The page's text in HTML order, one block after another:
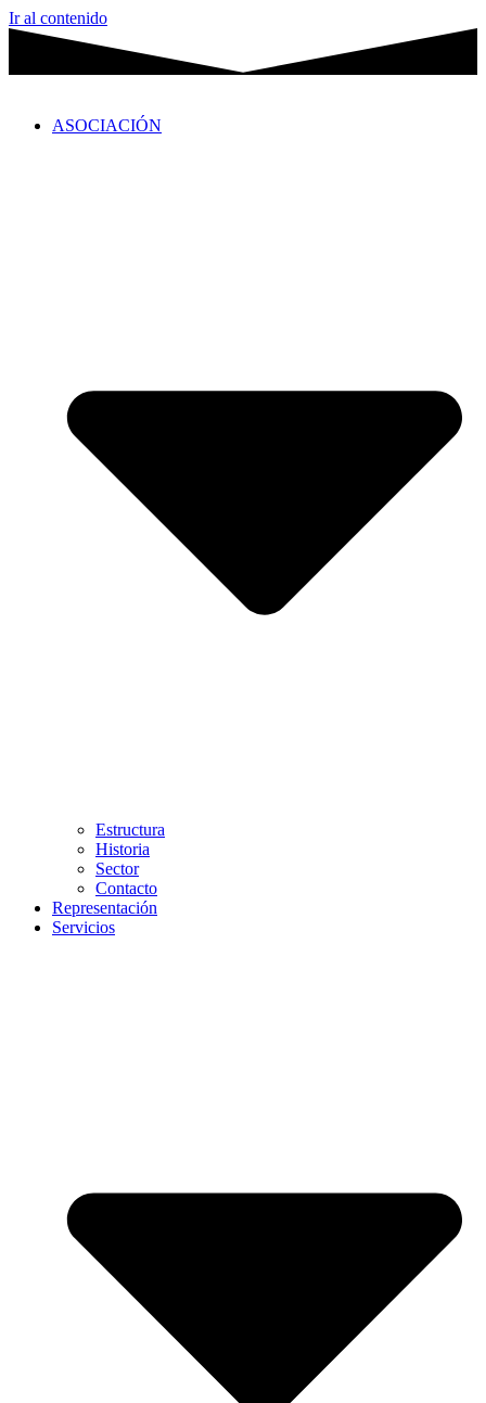
Ir al contenido
ASOCIACIÓN
Estructura
Historia
Sector
Contacto
Representación
Servicios